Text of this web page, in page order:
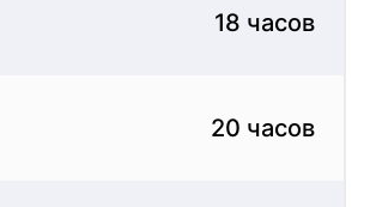
18 часов
20 часов